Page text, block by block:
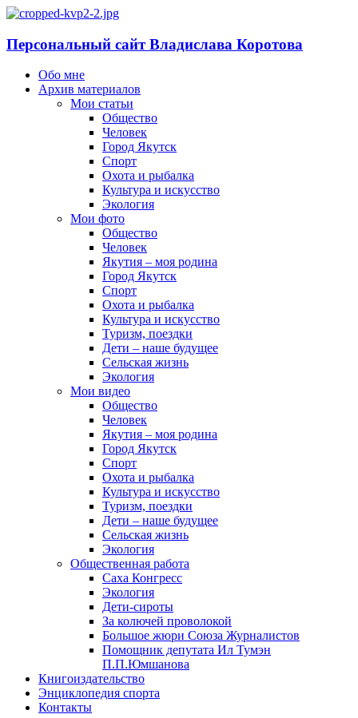
Персональный сайт Владислава Коротова
Обо мне
Архив материалов
Мои статьи
Общество
Человек
Город Якутск
Спорт
Охота и рыбалка
Культура и искусство
Экология
Мои фото
Общество
Человек
Якутия – моя родина
Город Якутск
Спорт
Охота и рыбалка
Культура и искусство
Туризм, поездки
Дети – наше будущее
Сельская жизнь
Экология
Мои видео
Общество
Человек
Якутия – моя родина
Город Якутск
Спорт
Охота и рыбалка
Культура и искусство
Туризм, поездки
Дети – наше будущее
Сельская жизнь
Экология
Общественная работа
Саха Конгресс
Экология
Дети-сироты
За колючей проволокой
Большое жюри Союза Журналистов
Помощник депутата Ил Тумэн
П.П.Юмшанова
Книгоиздательство
Энциклопедия спорта
Контакты